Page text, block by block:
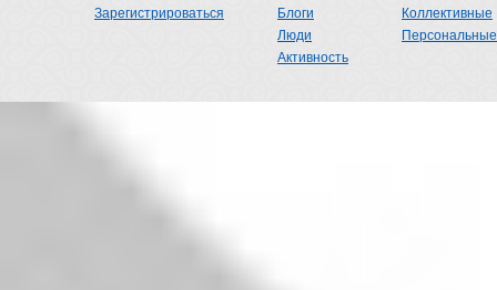
Зарегистрироваться
Блоги
Люди
Активность
Коллективные
Персональные